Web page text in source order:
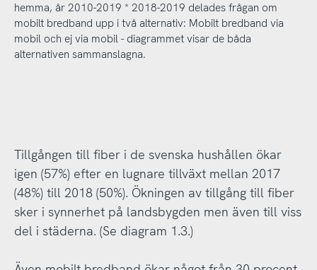
hemma, år 2010-2019 * 2018-2019 delades frågan om
mobilt bredband upp i två alternativ: Mobilt bredband via
mobil och ej via mobil - diagrammet visar de båda
alternativen sammanslagna.
Tillgången till fiber i de svenska hushållen ökar
igen (57%) efter en lugnare tillväxt mellan 2017
(48%) till 2018 (50%). Ökningen av tillgång till fiber
sker i synnerhet på landsbygden men även till viss
del i städerna. (Se diagram 1.3.)